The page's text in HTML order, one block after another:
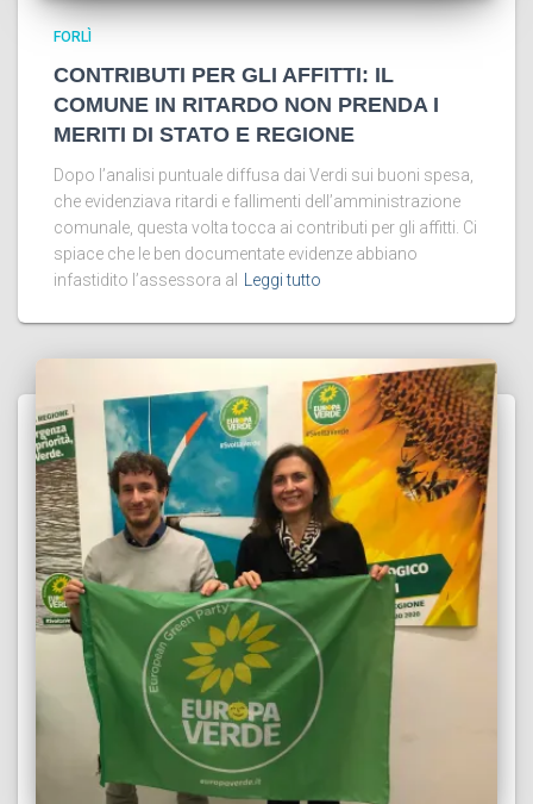
FORLÌ
CONTRIBUTI PER GLI AFFITTI: IL
COMUNE IN RITARDO NON PRENDA I
MERITI DI STATO E REGIONE
Dopo l’analisi puntuale diffusa dai Verdi sui buoni spesa,
che evidenziava ritardi e fallimenti dell’amministrazione
comunale, questa volta tocca ai contributi per gli affitti. Ci
spiace che le ben documentate evidenze abbiano
infastidito l’assessora al
Leggi tutto